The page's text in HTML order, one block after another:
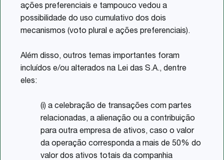
ações preferenciais e tampouco vedou a
possibilidade do uso cumulativo dos dois
mecanismos (voto plural e ações preferenciais).
Além disso, outros temas importantes foram
incluídos e/ou alterados na Lei das S.A., dentre
eles:
(i) a celebração de transações com partes
relacionadas, a alienação ou a contribuição
para outra empresa de ativos, caso o valor
da operação corresponda a mais de 50% do
valor dos ativos totais da companhia